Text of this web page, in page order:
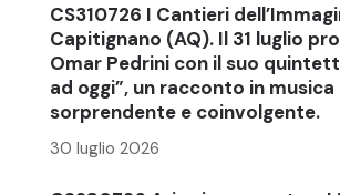
CS310726 I Cantieri
Capitignano (AQ). Il 31 luglio
Omar Pedrini con il suo
ad oggi”, un racconto in
sorprendente e coinvolgente.
30 luglio 2026